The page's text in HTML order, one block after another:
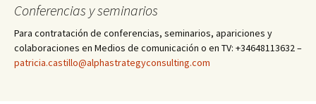
Conferencias y seminarios
Para contratación de conferencias, seminarios, apariciones y
colaboraciones en Medios de comunicación o en TV: +34648113632 –
patricia.castillo@alphastrategyconsulting.com